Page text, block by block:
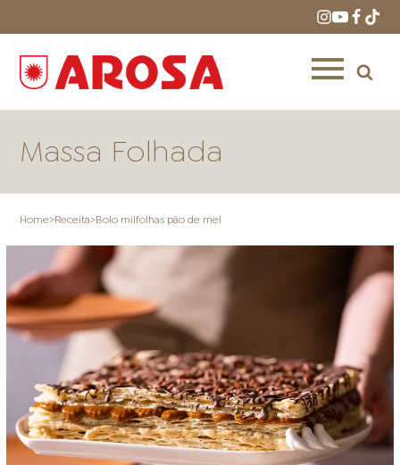
ONDE COMPRAR LOJAS AROSA
DISTRIBUIDORES E
REPRESENTANTES
Massa Folhada
Home>Receita>Bolo milfolhas pão de mel